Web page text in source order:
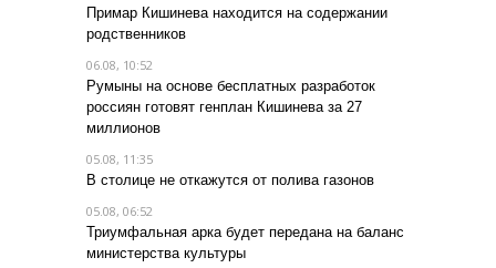
Примар Кишинева находится на содержании
родственников
06.08, 10:52
Румыны на основе бесплатных разработок
россиян готовят генплан Кишинева за 27
миллионов
05.08, 11:35
В столице не откажутся от полива газонов
05.08, 06:52
Триумфальная арка будет передана на баланс
министерства культуры